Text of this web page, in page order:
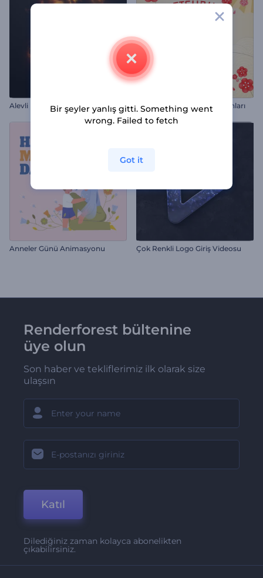
Alevli Logo Gösterimi Setsubun Tebrik Animasyonları
Anneler Günü Animasyonu Çok Renkli Logo Giriş Videosu
Renderforest bültenine
üye olun
Son haber ve tekliflerimiz ilk olarak size
ulaşsın
Katıl
Dilediğiniz zaman kolayca abonelikten
çıkabilirsiniz.
Bir şeyler yanlış gitti. Something went
wrong. Failed to fetch
Got it